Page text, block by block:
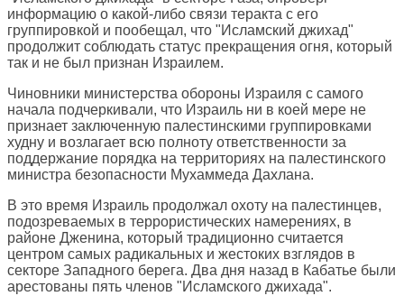
информацию о какой-либо связи теракта с его
группировкой и пообещал, что "Исламский джихад"
продолжит соблюдать статус прекращения огня, который
так и не был признан Израилем.
Чиновники министерства обороны Израиля с самого
начала подчеркивали, что Израиль ни в коей мере не
признает заключенную палестинскими группировками
худну и возлагает всю полноту ответственности за
поддержание порядка на территориях на палестинского
министра безопасности Мухаммеда Дахлана.
В это время Израиль продолжал охоту на палестинцев,
подозреваемых в террористических намерениях, в
районе Дженина, который традиционно считается
центром самых радикальных и жестоких взглядов в
секторе Западного берега. Два дня назад в Кабатье были
арестованы пять членов "Исламского джихада".